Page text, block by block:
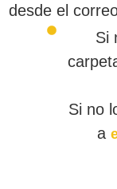
desde el
Si
Si no
a